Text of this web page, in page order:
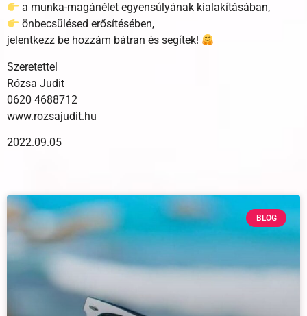
a munka-magánélet egyensúlyának kialakításában,
önbecsülésed erősítésében,
jelentkezz be hozzám bátran és segítek!
Szeretettel
Rózsa Judit
0620 4688712
www.rozsajudit.hu
2022.09.05
BLOG